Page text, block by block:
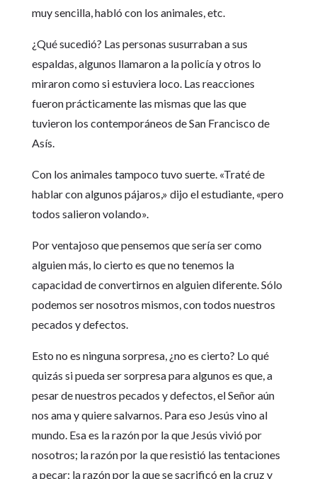
muy sencilla, habló con los animales, etc.
¿Qué sucedió? Las personas susurraban a sus
espaldas, algunos llamaron a la policía y otros lo
miraron como si estuviera loco. Las reacciones
fueron prácticamente las mismas que las que
tuvieron los contemporáneos de San Francisco de
Asís.
Con los animales tampoco tuvo suerte. «Traté de
hablar con algunos pájaros,» dijo el estudiante, «pero
todos salieron volando».
Por ventajoso que pensemos que sería ser como
alguien más, lo cierto es que no tenemos la
capacidad de convertirnos en alguien diferente. Sólo
podemos ser nosotros mismos, con todos nuestros
pecados y defectos.
Esto no es ninguna sorpresa, ¿no es cierto? Lo qué
quizás si pueda ser sorpresa para algunos es que, a
pesar de nuestros pecados y defectos, el Señor aún
nos ama y quiere salvarnos. Para eso Jesús vino al
mundo. Esa es la razón por la que Jesús vivió por
nosotros; la razón por la que resistió las tentaciones
a pecar; la razón por la que se sacrificó en la cruz y